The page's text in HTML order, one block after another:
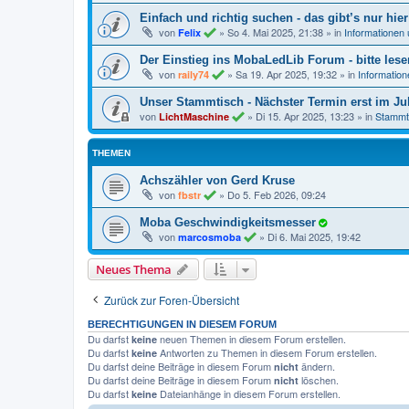
Einfach und richtig suchen - das gibt’s nur hier
von Felix » So 4. Mai 2025, 21:38 » in Informationen
Der Einstieg ins MobaLedLib Forum - bitte
von raily74 » Sa 19. Apr 2025, 19:32 » in
Unser Stammtisch - Nächster Termin erst im
von LichtMaschine » Di 15. Apr 2025, 13:23 » in
THEMEN
Achszähler von Gerd Kruse
von fbstr » Do 5. Feb 2026, 09:24
Moba Geschwindigkeitsmesser
von marcosmoba » Di 6. Mai 2025, 19:42
Neues Thema
Zurück zur Foren-Übersicht
BERECHTIGUNGEN IN DIESEM FORUM
Du darfst keine neuen Themen in diesem Forum erstellen.
Du darfst keine Antworten zu Themen in diesem Forum erstellen.
Du darfst deine Beiträge in diesem Forum nicht ändern.
Du darfst deine Beiträge in diesem Forum nicht löschen.
Du darfst keine Dateianhänge in diesem Forum erstellen.